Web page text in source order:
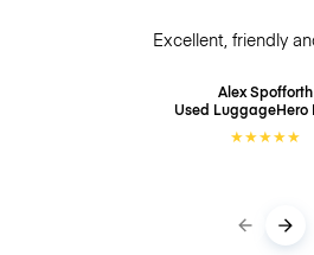
Excellent, friendly
Alex Spofforth
Used LuggageHero
★★★★★